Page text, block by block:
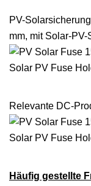
PV-
mm, mit Solar-
Relevante DC-
Häufig gestellte